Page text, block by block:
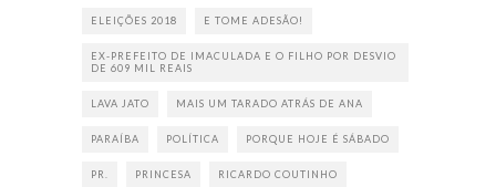
ELEIÇÕES 2018 E TOME ADESÃO!
EX-PREFEITO DE IMACULADA E O FILHO POR DESVIO
DE 609 MIL REAIS
LAVA JATO MAIS UM TARADO ATRÁS DE ANA
PARAÍBA POLÍTICA PORQUE HOJE É SÁBADO
PR. PRINCESA RICARDO COUTINHO